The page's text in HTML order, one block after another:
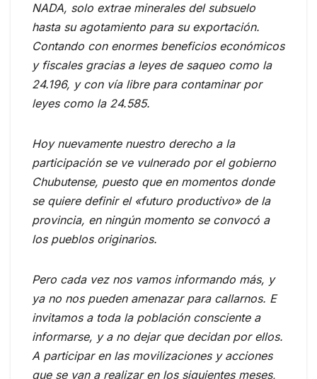
NADA, solo extrae minerales del subsuelo
hasta su agotamiento para su exportación.
Contando con enormes beneficios económicos
y fiscales gracias a leyes de saqueo como la
24.196, y con vía libre para contaminar por
leyes como la 24.585.
Hoy nuevamente nuestro derecho a la
participación se ve vulnerado por el gobierno
Chubutense, puesto que en momentos donde
se quiere definir el «futuro productivo» de la
provincia, en ningún momento se convocó a
los pueblos originarios.
Pero cada vez nos vamos informando más, y
ya no nos pueden amenazar para callarnos. E
invitamos a toda la población consciente a
informarse, y a no dejar que decidan por ellos.
A participar en las movilizaciones y acciones
que se van a realizar en los siguientes meses,